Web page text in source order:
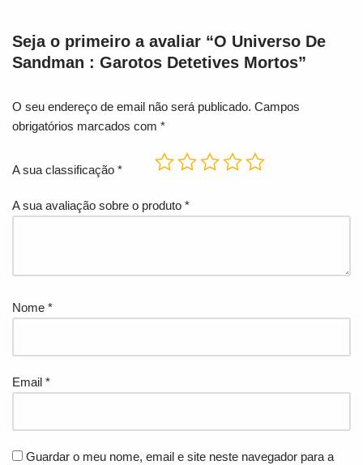
Seja o primeiro a avaliar “O Universo De
Sandman : Garotos Detetives Mortos”
O seu endereço de email não será publicado. Campos
obrigatórios marcados com *
A sua classificação *
A sua avaliação sobre o produto *
Nome *
Email *
Guardar o meu nome, email e site neste navegador para a